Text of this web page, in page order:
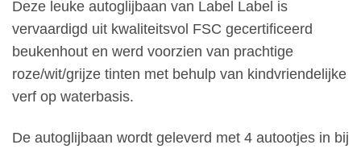
Deze leuke autoglijbaan van Label Label is
vervaardigd uit kwaliteitsvol FSC gecertificeerd
beukenhout en werd voorzien van prachtige
roze/wit/grijze tinten met behulp van kindvriendelijke
verf op waterbasis.
De autoglijbaan wordt geleverd met 4 autootjes in bij